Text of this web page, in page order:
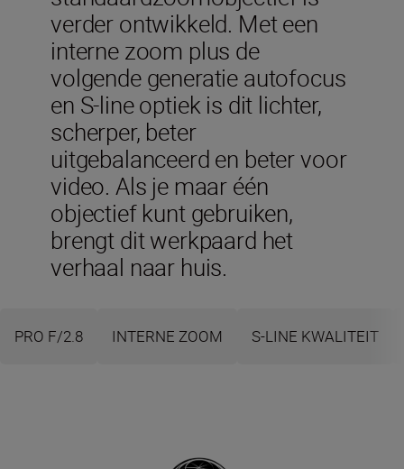
verder ontwikkeld. Met een
interne zoom plus de
volgende generatie autofocus
en S-line optiek is dit lichter,
scherper, beter
uitgebalanceerd en beter voor
video. Als je maar één
objectief kunt gebruiken,
brengt dit werkpaard het
verhaal naar huis.
PRO F/2.8 INTERNE ZOOM S-LINE KWALITEIT